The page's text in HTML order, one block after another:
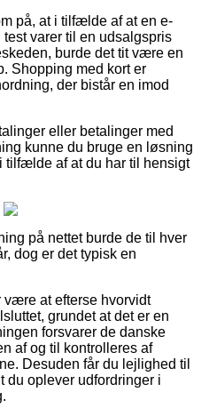
på, at i tilfælde af at en e-
varer til en udsalgspris
burde det tit være en
Shopping med kort er
der bistår en imod
eller betalinger med
kunne du bruge en løsning
tilfælde af at du har til hensigt
på nettet burde de til hver
dog er det typisk en
være at efterse hvorvidt
grundet at det er en
forsvarer de danske
af og til kontrolleres af
Desuden får du lejlighed til
du oplever udfordringer i